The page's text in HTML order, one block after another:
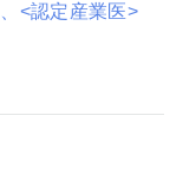
、<認定産業医>